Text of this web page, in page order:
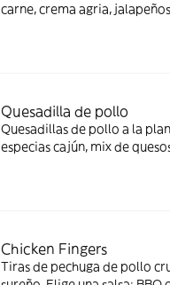
carne, crema agria,
Quesadilla de pollo
Quesadillas de pollo a la
especias cajún, mix de
Acompañada de salsa roja
Chicken Fingers
Tiras de pechuga de pollo